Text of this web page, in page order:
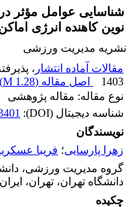
شناسایی عوامل مؤثر
نوین کاهنده انرژی
نشریه مدیریت ورزشی
مقالات آماده انتشار
1403
اصل مقاله (1.28 M
)
نوع مقاله: مقاله پژوهشی
شناسه دیجیتال (DOI):
نویسندگان
زهرا پارسایی؛ فریبا
گروه مدیریت ورزشی،
دانشگاه تهران، تهران، ایران
چکیده